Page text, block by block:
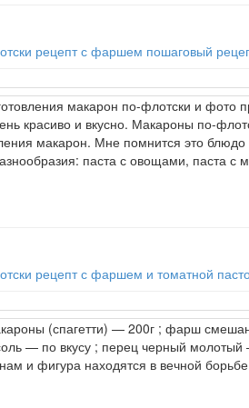
рецепт с фаршем пошаговый
макарон по-флотски и фото
красиво и вкусно. Макароны по-
макарон. Мне помнится это
паста с овощами, паста
рецепт с фаршем и томатной
(спагетти) — 200г ; фарш
— по вкусу ; перец черный
и фигура находятся в вечной